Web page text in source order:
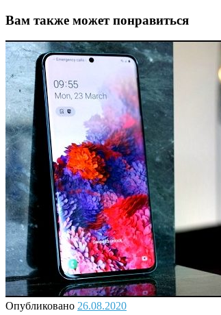
Вам также может понравиться
Опубликовано 26.08.2020